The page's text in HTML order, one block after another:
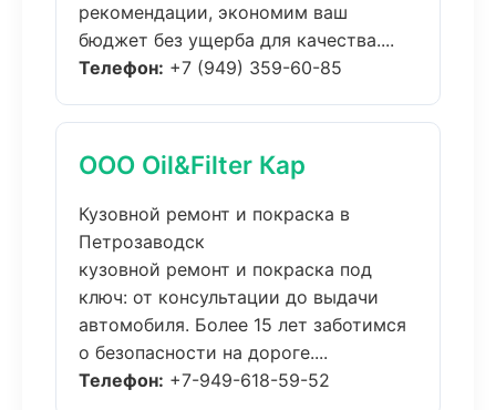
рекомендации, экономим ваш
бюджет без ущерба для качества....
Телефон: +7 (949) 359-60-85
ООО Oil&Filter Кар
Кузовной ремонт и покраска в
Петрозаводск
кузовной ремонт и покраска под
ключ: от консультации до выдачи
автомобиля. Более 15 лет заботимся
о безопасности на дороге....
Телефон: +7-949-618-59-52